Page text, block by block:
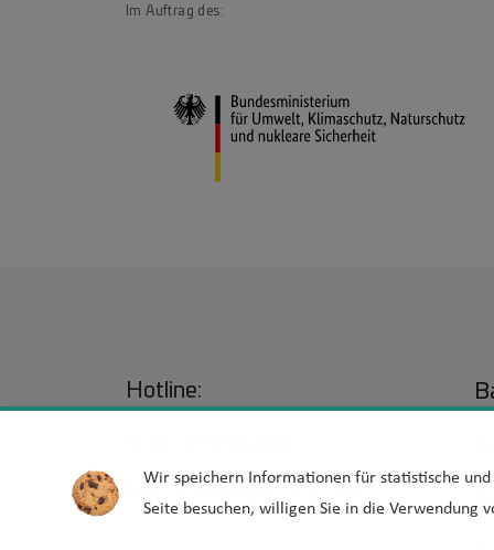
Im Auftrag des:
Hotline:
Mo - Fr von 10 - 15 Uhr
Wir speichern Informationen für statistische
Seite besuchen, willigen Sie in die Verwendung